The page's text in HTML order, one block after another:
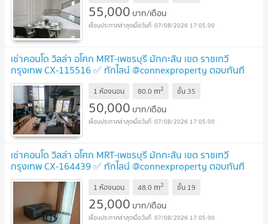
55,000 บาท/เดือน
07/08/2026 17:05:00
เช่าคอนโด วิลล่า อโศก MRT-เพชรบุรี มักกะสัน เขต ราชเทวี
กรุงเทพ CX-115516 ✅ ทักไลน์ @connexproperty ตอบทันที
ทีมงานมืออาชีพ ✅
1 ห้องนอน 80.0 m2 ชั้น 35
50,000 บาท/เดือน
07/08/2026 17:05:00
เช่าคอนโด วิลล่า อโศก MRT-เพชรบุรี มักกะสัน เขต ราชเทวี
กรุงเทพ CX-164439 ✅ ทักไลน์ @connexproperty ตอบทันที
ทีมงานมืออาชีพ ✅
1 ห้องนอน 48.0 m2 ชั้น 19
25,000 บาท/เดือน
07/08/2026 17:05:00